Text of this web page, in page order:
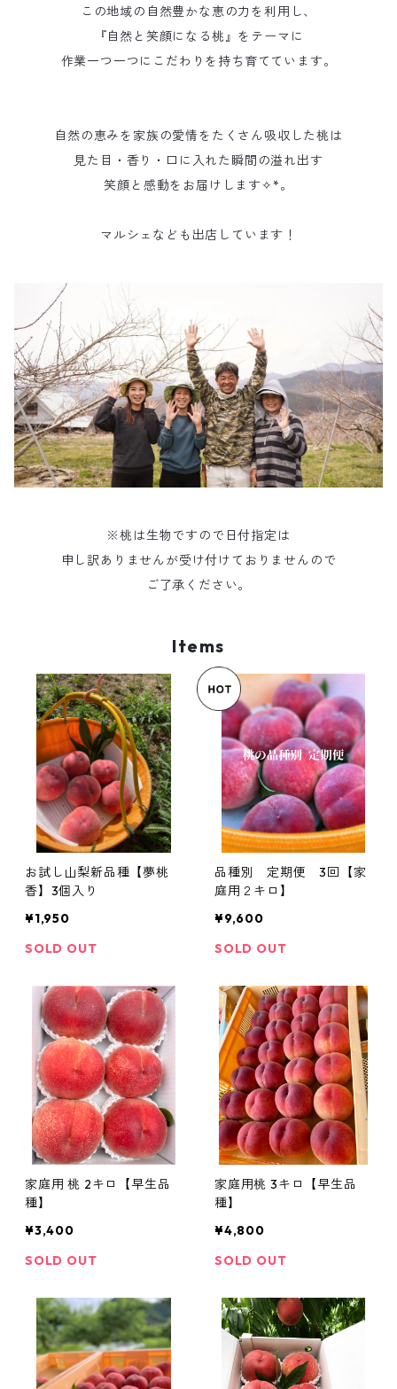
この地域の自然豊かな恵の力を利用し、
『自然と笑顔になる桃』をテーマに
作業一つ一つにこだわりを持ち育てています。
自然の恵みを家族の愛情をたくさん吸収した桃は
見た目・香り・口に入れた瞬間の溢れ出す
笑顔と感動をお届けします✧︎*。
マルシェなども出店しています！
※桃は生物ですので日付指定は
申し訳ありませんが受け付けておりませんので
ご了承ください。
Items
お試し山梨新品種【夢桃
香】3個入り
¥1,950
SOLD OUT
品種別 定期便 3回【家
庭用２キロ】
¥9,600
SOLD OUT
家庭用 桃 2キロ【早生品
種】
¥3,400
SOLD OUT
家庭用桃 3キロ【早生品
種】
¥4,800
SOLD OUT